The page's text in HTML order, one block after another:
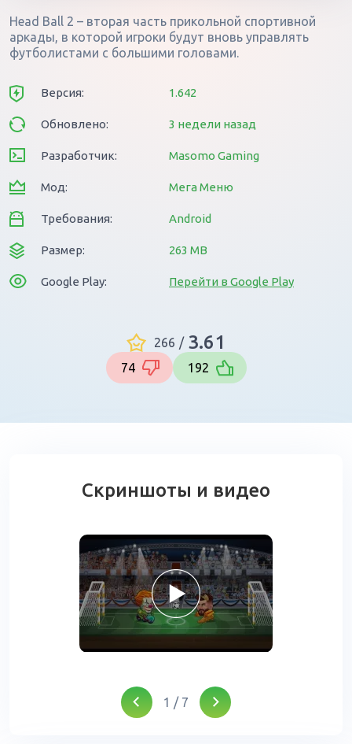
Head Ball 2 – вторая часть прикольной спортивной
аркады, в которой игроки будут вновь управлять
футболистами с большими головами.
Версия: 1.642
Обновлено: 3 недели назад
Разработчик: Masomo Gaming
Мод: Мега Меню
Требования: Android
Размер: 263 MB
Google Play: Перейти в Google Play
266 / 3.61
74 192
Скриншоты и видео
1 / 7